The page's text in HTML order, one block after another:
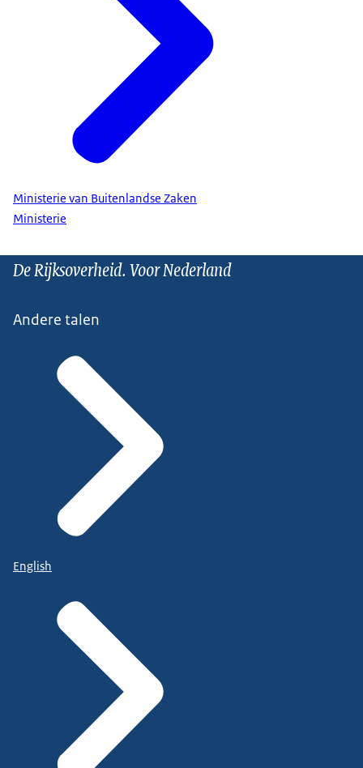
Ministerie van Buitenlandse Zaken
Ministerie
De Rijksoverheid. Voor Nederland
Andere talen
English